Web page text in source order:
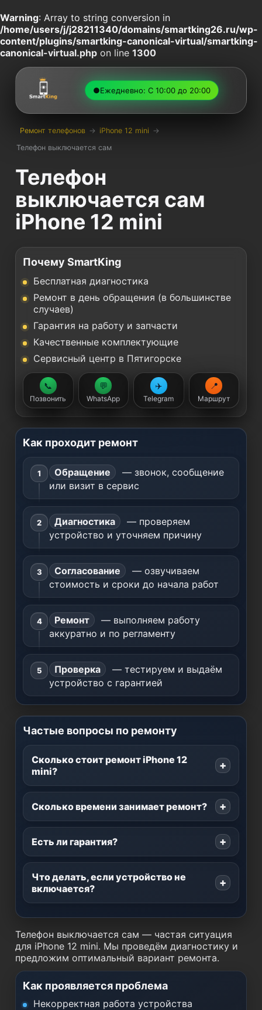
Warning: Array to string conversion in
/home/users/j/j28211340/domains/smartking26.ru/wp-
content/plugins/smartking-canonical-virtual/smartking-
canonical-virtual.php on line 1300
●Ежедневно: С 10:00 до 20:00
Ремонт телефонов → iPhone 12 mini →
Телефон выключается сам
Телефон
выключается сам
iPhone 12 mini
Почему SmartKing
Бесплатная диагностика
Ремонт в день обращения (в большинстве
случаев)
Гарантия на работу и запчасти
Качественные комплектующие
Сервисный центр в Пятигорске
📞
Позвонить
💬
WhatsApp
✈️
Telegram
📍
Маршрут
Как проходит ремонт
Обращение
— звонок, сообщение
или визит в сервис
Диагностика
— проверяем
устройство и уточняем причину
Согласование
— озвучиваем
стоимость и сроки до начала работ
Ремонт
— выполняем работу
аккуратно и по регламенту
Проверка
— тестируем и выдаём
устройство с гарантией
Частые вопросы по ремонту
Сколько стоит ремонт iPhone 12
mini?
Сколько времени занимает ремонт?
Есть ли гарантия?
Что делать, если устройство не
включается?
Телефон выключается сам — частая ситуация
для iPhone 12 mini. Мы проведём диагностику и
предложим оптимальный вариант ремонта.
Как проявляется проблема
Некорректная работа устройства